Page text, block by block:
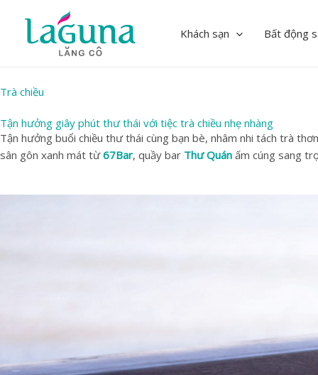
content
Khách sạn Bất động
Trà chiều
Tận hưởng giây phút thư thái với tiệc trà chiều nhẹ nhàng
Tận hưởng buổi chiều thư thái cùng bạn bè, nhâm nhi tách trà
sân gôn xanh mát từ67Bar, quầy bar Thư Quán ấm cúng sang